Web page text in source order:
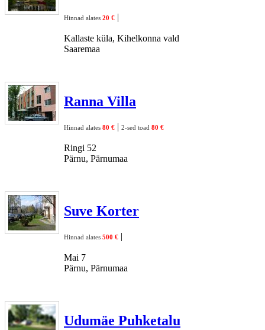
Hinnad alates 20 € |
Kallaste küla, Kihelkonna vald
Saaremaa
Ranna Villa
Hinnad alates 80 € | 2-sed toad 80 €
Ringi 52
Pärnu, Pärnumaa
Suve Korter
Hinnad alates 500 € |
Mai 7
Pärnu, Pärnumaa
Udumäe Puhketalu